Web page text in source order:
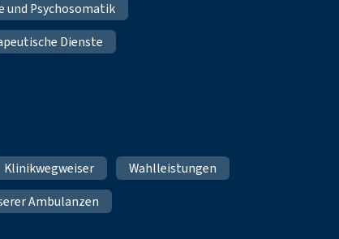
und Psychosomatik
Dienste
Klinikwegweiser
Wahlleistungen
Ambulanzen